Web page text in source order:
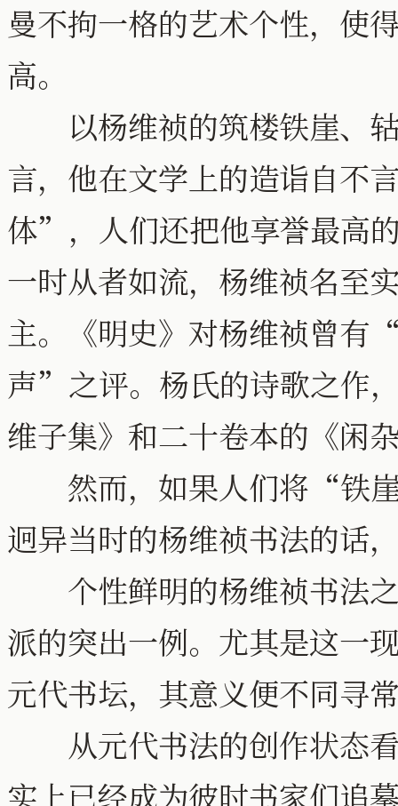
曼不拘一格的艺术个性，使
高。
以杨维祯的筑楼铁崖、轱
言，他在文学上的造诣自不
体”，人们还把他享誉最高
一时从者如流，杨维祯名至
主。《明史》对杨维祯曾有
声”之评。杨氏的诗歌之作
维子集》和二十卷本的《闲
然而，如果人们将“铁崖
迥异当时的杨维祯书法的话
个性鲜明的杨维祯书法之
派的突出一例。尤其是这一
元代书坛，其意义便不同寻
从元代书法的创作状态看
实上已经成为彼时书家们追